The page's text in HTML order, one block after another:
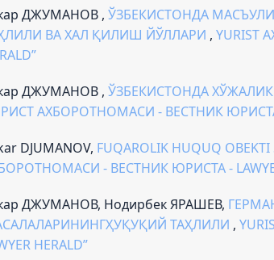
ДЖУМАНОВ , ЎЗБЕКИСТОНДА
ВА ХАЛ ҚИЛИШ ЙЎЛЛАРИ , YURIST
ДЖУМАНОВ , ЎЗБЕКИСТОНДА
АХБОРОТНОМАСИ - ВЕСТНИК ЮРИСТА -
DJUMANOV, FUQAROLIK HUQUQ
- ВЕСТНИК ЮРИСТА -
ДЖУМАНОВ, Нодирбек ЯРАШЕВ,
ТАҲЛИЛИ ,
HERALD”